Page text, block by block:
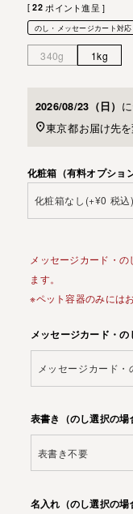
[ 22 ポイント進呈 ]
のし・メッセージカート対応
340g 1kg
2026/08/23（日） に
東京都お届け先
化粧箱（有料オプショ
メッセージカード・
ます。
※ペット容器のみには
メッセージカード・の
表書き（のし選択の場
名入れ（のし選択の場